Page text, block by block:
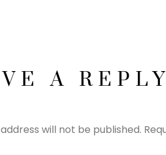
A
will not be published.